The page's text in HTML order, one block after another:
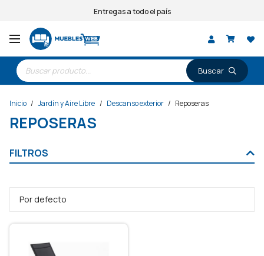
Entregas a todo el país
Búsqueda
de
productos
Inicio / Jardín y Aire Libre / Descanso exterior / Reposeras
REPOSERAS
FILTROS